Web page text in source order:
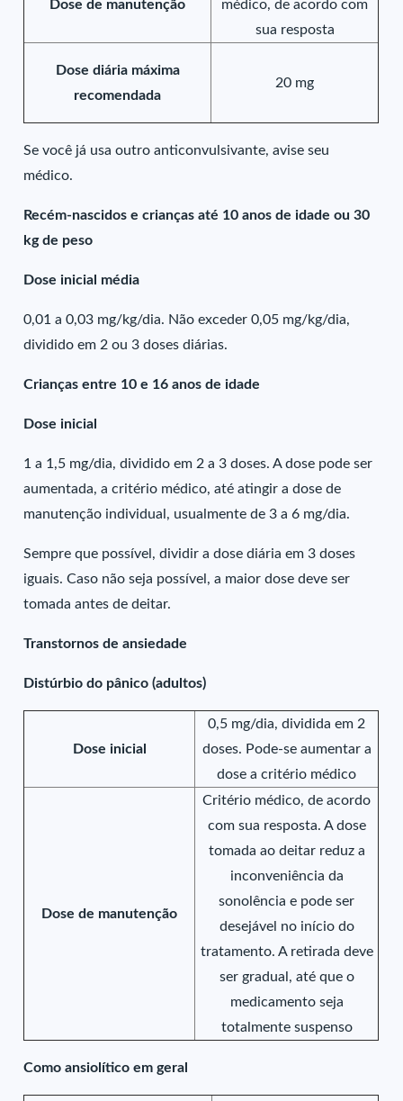
Dose de manutenção
médico, de acordo com
sua resposta
Dose diária máxima
recomendada
20 mg
Se você já usa outro anticonvulsivante, avise seu
médico.
Recém-nascidos e crianças até 10 anos de idade ou 30
kg de peso
Dose inicial média
0,01 a 0,03 mg/kg/dia. Não exceder 0,05 mg/kg/dia,
dividido em 2 ou 3 doses diárias.
Crianças entre 10 e 16 anos de idade
Dose inicial
1 a 1,5 mg/dia, dividido em 2 a 3 doses. A dose pode ser
aumentada, a critério médico, até atingir a dose de
manutenção individual, usualmente de 3 a 6 mg/dia.
Sempre que possível, dividir a dose diária em 3 doses
iguais. Caso não seja possível, a maior dose deve ser
tomada antes de deitar.
Transtornos de ansiedade
Distúrbio do pânico (adultos)
Dose inicial
0,5 mg/dia, dividida em 2
doses. Pode-se aumentar a
dose a critério médico
Dose de manutenção
Critério médico, de acordo
com sua resposta. A dose
tomada ao deitar reduz a
inconveniência da
sonolência e pode ser
desejável no início do
tratamento. A retirada deve
ser gradual, até que o
medicamento seja
totalmente suspenso
Como ansiolítico em geral